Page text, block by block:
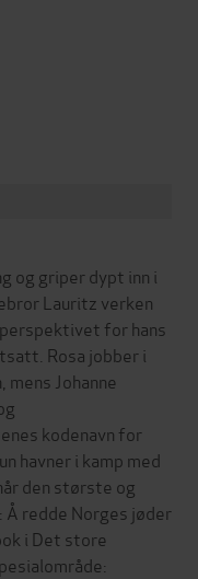
og griper dypt inn i
Lauritz verken
for hans
Rosa jobber i
Johanne
kodenavn for
havner i kamp med
den største og
redde Norges jøder
i Det store